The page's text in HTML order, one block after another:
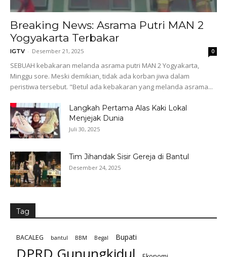
Breaking News: Asrama Putri MAN 2
Yogyakarta Terbakar
IGTV - Desember 21, 2025 0
SEBUAH kebakaran melanda asrama putri MAN 2 Yogyakarta,
Minggu sore. Meski demikian, tidak ada korban jiwa dalam
peristiwa tersebut. "Betul ada kebakaran yang melanda asrama...
Langkah Pertama Alas Kaki Lokal
Menjejak Dunia
Juli 30, 2025
Tim Jihandak Sisir Gereja di Bantul
Desember 24, 2025
Tag
BACALEG bantul BBM Begal Bupati